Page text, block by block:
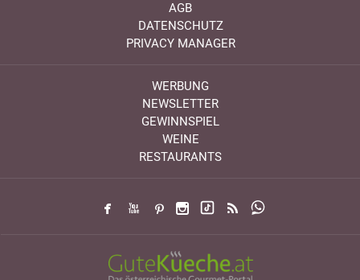
AGB
DATENSCHUTZ
PRIVACY MANAGER
WERBUNG
NEWSLETTER
GEWINNSPIEL
WEINE
RESTAURANTS